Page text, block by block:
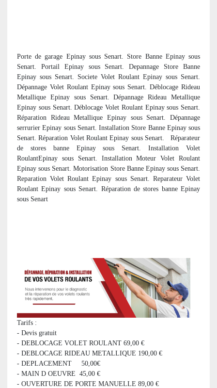
Porte de garage Epinay sous Senart. Store Banne Epinay sous
Senart. Portail Epinay sous Senart. Depannage Store Banne
Epinay sous Senart. Societe Volet Roulant Epinay sous Senart.
Dépannage Volet Roulant Epinay sous Senart. Déblocage Rideau
Metallique Epinay sous Senart. Dépannage Rideau Metallique
Epinay sous Senart. Déblocage Volet Roulant Epinay sous Senart.
Réparation Rideau Metallique Epinay sous Senart. Dépannage
serrurier Epinay sous Senart. Installation Store Banne Epinay sous
Senart. Réparation Volet Roulant Epinay sous Senart. Réparateur
de stores banne Epinay sous Senart. Installation Volet
RoulantEpinay sous Senart. Installation Moteur Volet Roulant
Epinay sous Senart. Motorisation Store Banne Epinay sous Senart.
Reparation Volet Roulant Epinay sous Senart. Reparateur Volet
Roulant Epinay sous Senart. Réparation de stores banne Epinay
sous Senart
Tarifs :
- Devis gratuit
- DEBLOCAGE VOLET ROULANT 69,00 €
- DEBLOCAGE RIDEAU METALLIQUE 190,00 €
- DEPLACEMENT 50,00€
- MAIN D OEUVRE 45,00 €
- OUVERTURE DE PORTE MANUELLE 89,00 €